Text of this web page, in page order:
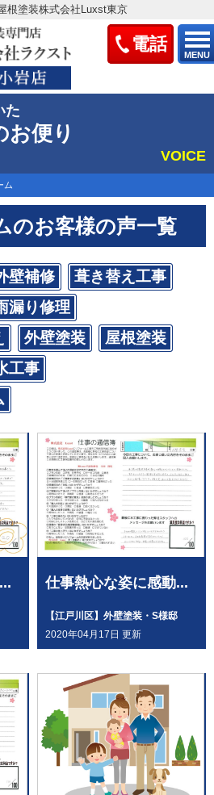
電話
MENU
根塗装株式会社Luxst東京
た
お便り
VOICE
ム
のお客様の声一覧
壁補修
葺き替え工事
漏り修理
外壁塗装
屋根塗装
工事
仕事熱心な姿に感動...
【江戸川区】外壁塗装・S様邸
2020年04月17日 更新